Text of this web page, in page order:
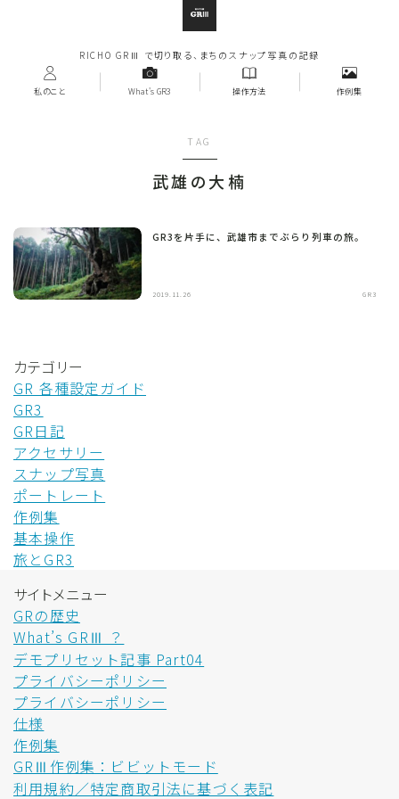
RICHO GRⅢ で切り取る、まちのスナップ写真の記録
私のこと What's GR3 操作方法 作例集
TAG
武雄の大楠
GR3を片手に、武雄市までぶらり列車の旅。
2019.11.26 GR3
カテゴリー
GR 各種設定ガイド
GR3
GR日記
アクセサリー
スナップ写真
ポートレート
作例集
基本操作
旅とGR3
サイトメニュー
GRの歴史
What’s GRⅢ ？
デモプリセット記事 Part04
プライバシーポリシー
プライバシーポリシー
仕様
作例集
GRⅢ作例集：ビビットモード
利用規約／特定商取引法に基づく表記